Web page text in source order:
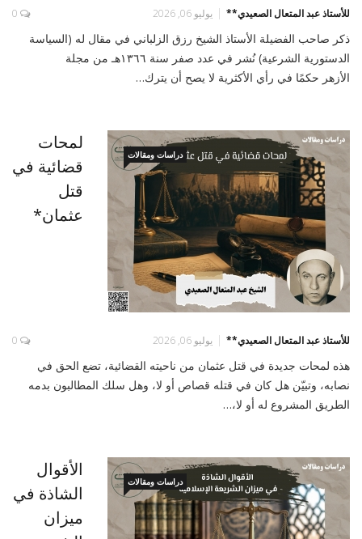
للأستاذ عبد المتعال الصعيدي** يوليو 06, 2026 0
ذكر صاحب الفضيلة الأستاذ الشيخ رزق الزلباني في مقال له (السياسة
الدستورية الشرعية) نُشر في عدد صفر سنة ١٣٦٦هـ من مجلة
الأزهر حكمًا في رأي الأكثرية لا يصح أن يترك…
دراسات ومقالات
لمحات
قضائية في
قتل
عثمان*
للأستاذ عبد المتعال الصعيدي** يوليو 06, 2026 0
هذه لمحات جديدة في قتل عثمان من ناحيته القضائية، تضع الحق في
نصابه، وتبيّن هل كان في قتله قصاص أو لا، وهل سلك المطالبون بدمه
الطريق المشروع له أو لا،…
دراسات ومقالات
الأقوال
الشاذة في
ميزان